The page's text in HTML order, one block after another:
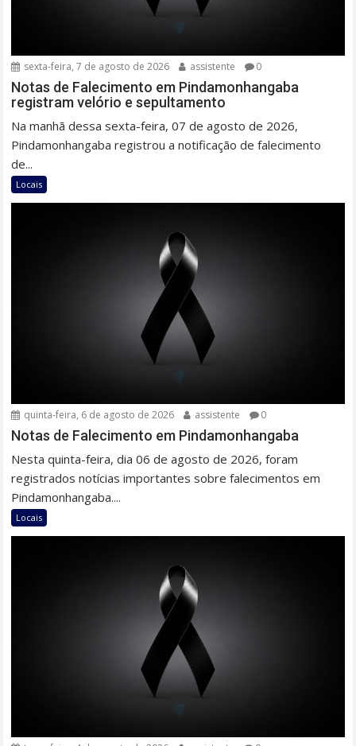
sexta-feira, 7 de agosto de 2026 assistente 0
Notas de Falecimento em Pindamonhangaba
registram velório e sepultamento
Na manhã dessa sexta-feira, 07 de agosto de 2026,
Pindamonhangaba registrou a notificação de falecimento
de...
Locais
quinta-feira, 6 de agosto de 2026 assistente 0
Notas de Falecimento em Pindamonhangaba
Nesta quinta-feira, dia 06 de agosto de 2026, foram
registrados notícias importantes sobre falecimentos em
Pindamonhangaba....
Locais